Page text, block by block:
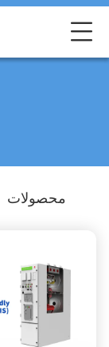
محصولات